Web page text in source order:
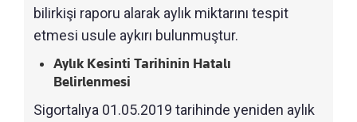
bilirkişi raporu alarak aylık miktarını tespit
etmesi usule aykırı bulunmuştur.
Aylık Kesinti Tarihinin Hatalı
Belirlenmesi
Sigortalıya 01.05.2019 tarihinde yeniden aylık